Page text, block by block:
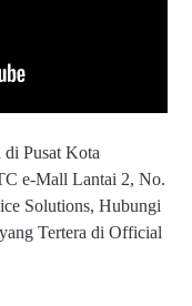
di Pusat Kota
e-Mall Lantai 2, No.
Solutions, Hubungi
Tertera di Official